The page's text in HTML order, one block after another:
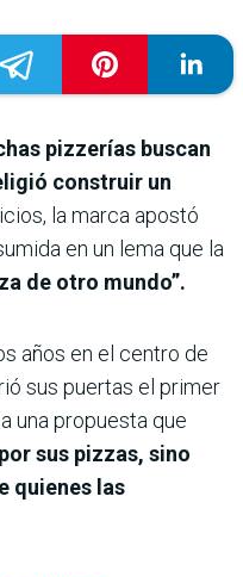
pizzerías buscan
construir un
la marca apostó
en un lema que la
de otro mundo”.
años en el centro de
sus puertas el primer
una propuesta que
sus pizzas, sino
quienes las